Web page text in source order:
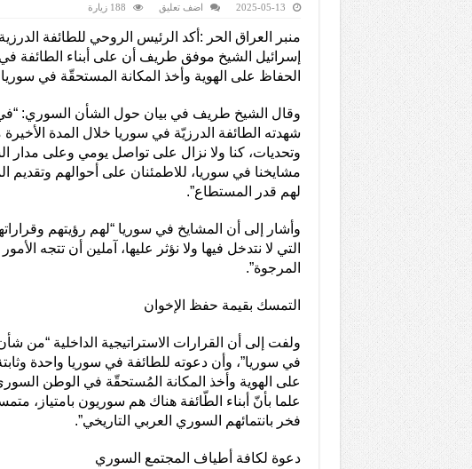
2025-05-13 اضف تعليق 188 زيارة
منبر العراق الحر :أكد الرئيس الروحي للطائفة
إسرائيل الشيخ موفق طريف أن على أبناء الطائفة
الحفاظ على الهوية وأخذ المكانة المستحقّة في
وقال الشيخ طريف في بيان حول الشأن السوري:
شهدته الطائفة الدرزيّة في سوريا خلال المدة
وتحديات، كنا ولا نزال على تواصل يومي وعلى مدار
مشايخنا في سوريا، للاطمئنان على أحوالهم وتقديم
لهم قدر المستطاع”.
وأشار إلى أن المشايخ في سوريا “لهم رؤيتهم
التي لا نتدخل فيها ولا نؤثر عليها، آملين أن تتجه
المرجوة”.
التمسك بقيمة حفظ الإخوان
ولفت إلى أن القرارات الاستراتيجية الداخلية “من
في سوريا”، وأن دعوته للطائفة في سوريا واحدة
على الهوية وأخذ المكانة المُستحقّة في الوطن
علما بأنّ أبناء الطّائفة هناك هم سوريون بامتياز،
فخر بانتمائهم السوري العربي التاريخي”.
دعوة لكافة أطياف المجتمع السوري